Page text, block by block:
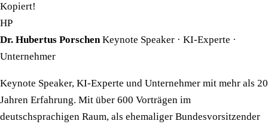
Kopiert!
HP
Dr. Hubertus Porschen Keynote Speaker · KI-Experte ·
Unternehmer
Keynote Speaker, KI-Experte und Unternehmer mit mehr als 20
Jahren Erfahrung. Mit über 600 Vorträgen im
deutschsprachigen Raum, als ehemaliger Bundesvorsitzender